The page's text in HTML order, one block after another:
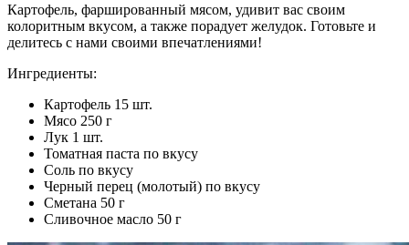
Картофель, фаршированный мясом, удивит вас своим
колоритным вкусом, а также порадует желудок. Готовьте и
делитесь с нами своими впечатлениями!
Ингредиенты:
Картофель 15 шт.
Мясо 250 г
Лук 1 шт.
Томатная паста по вкусу
Соль по вкусу
Черный перец (молотый) по вкусу
Сметана 50 г
Сливочное масло 50 г